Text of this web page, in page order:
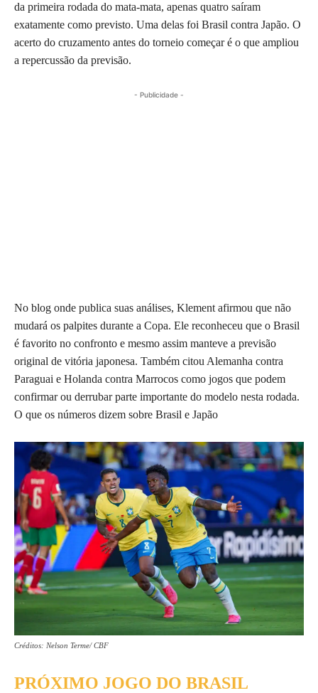
da primeira rodada do mata-mata, apenas quatro saíram
exatamente como previsto. Uma delas foi Brasil contra Japão. O
acerto do cruzamento antes do torneio começar é o que ampliou
a repercussão da previsão.
- Publicidade -
No blog onde publica suas análises, Klement afirmou que não
mudará os palpites durante a Copa. Ele reconheceu que o Brasil
é favorito no confronto e mesmo assim manteve a previsão
original de vitória japonesa. Também citou Alemanha contra
Paraguai e Holanda contra Marrocos como jogos que podem
confirmar ou derrubar parte importante do modelo nesta rodada.
O que os números dizem sobre Brasil e Japão
Créditos: Nelson Terme/ CBF
PRÓXIMO JOGO DO BRASIL